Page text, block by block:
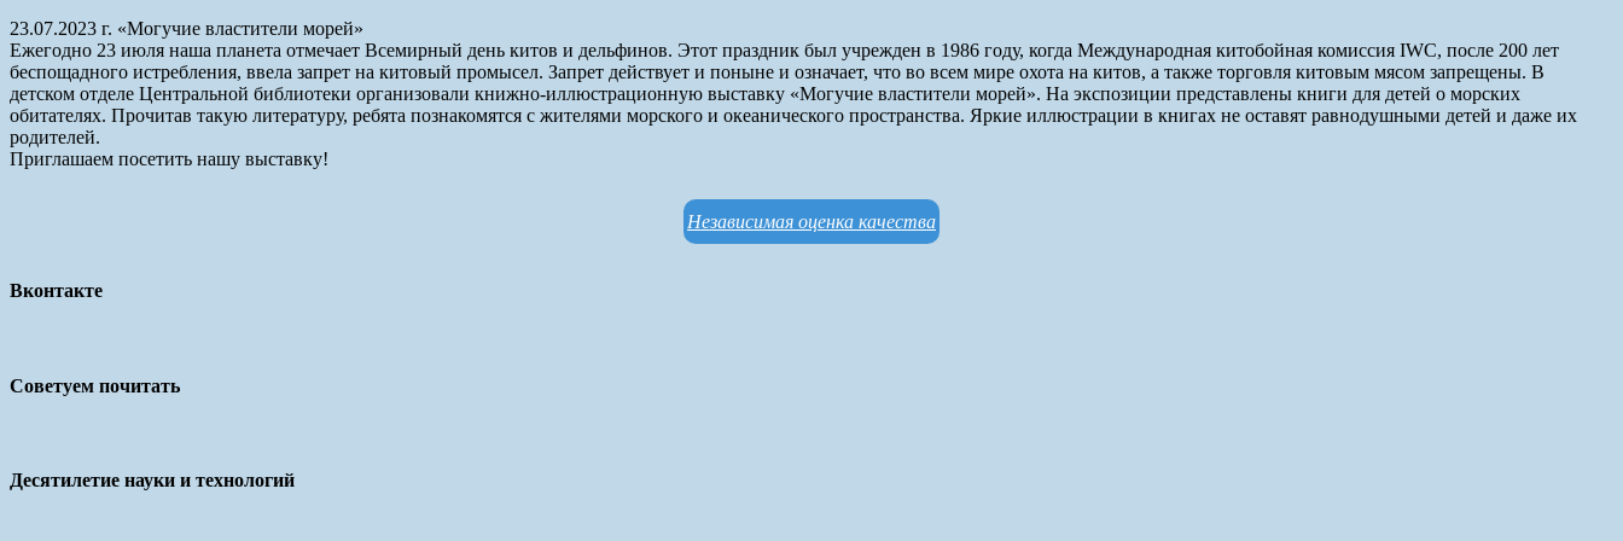
23.07.2023 г. «Могучие властители морей»
Ежегодно 23 июля наша планета отмечает Всемирный день китов и дельфинов. Этот праздник был учрежден в 1986 году, когда Международная китобойная комиссия IWC, после 200 лет
беспощадного истребления, ввела запрет на китовый промысел. Запрет действует и поныне и означает, что во всем мире охота на китов, а также торговля китовым мясом запрещены. В
детском отделе Центральной библиотеки организовали книжно-иллюстрационную выставку «Могучие властители морей». На экспозиции представлены книги для детей о морских
обитателях. Прочитав такую литературу, ребята познакомятся с жителями морского и океанического пространства. Яркие иллюстрации в книгах не оставят равнодушными детей и даже их
родителей.
Приглашаем посетить нашу выставку!
Независимая оценка качества
Вконтакте
Советуем почитать
Десятилетие науки и технологий